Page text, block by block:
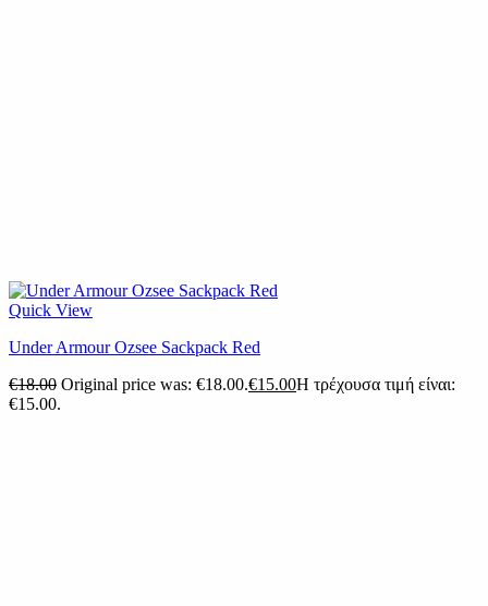
Quick View
Under Armour Ozsee Sackpack Red
€18.00 Original price was: €18.00.€15.00Η τρέχουσα τιμή είναι:
€15.00.